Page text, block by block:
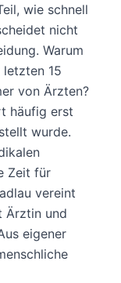
wie schnell
nicht
Warum
15
von Ärzten?
häufig erst
wurde.
Zeit für
vereint
Ärztin und
eigener